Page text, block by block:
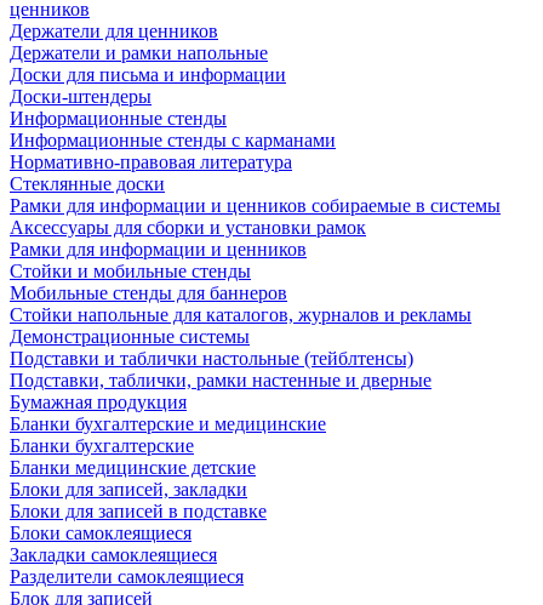
ценников
Держатели для ценников
Держатели и рамки напольные
Доски для письма и информации
Доски-штендеры
Информационные стенды
Информационные стенды с карманами
Нормативно-правовая литература
Стеклянные доски
Рамки для информации и ценников собираемые в системы
Аксессуары для сборки и установки рамок
Рамки для информации и ценников
Стойки и мобильные стенды
Мобильные стенды для баннеров
Стойки напольные для каталогов, журналов и рекламы
Демонстрационные системы
Подставки и таблички настольные (тейблтенсы)
Подставки, таблички, рамки настенные и дверные
Бумажная продукция
Бланки бухгалтерские и медицинские
Бланки бухгалтерские
Бланки медицинские детские
Блоки для записей, закладки
Блоки для записей в подставке
Блоки самоклеящиеся
Закладки самоклеящиеся
Разделители самоклеящиеся
Блок для записей